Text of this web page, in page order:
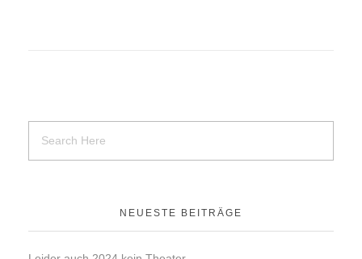
WERBUNG VON FIRMEN
NEUESTE BEITRÄGE